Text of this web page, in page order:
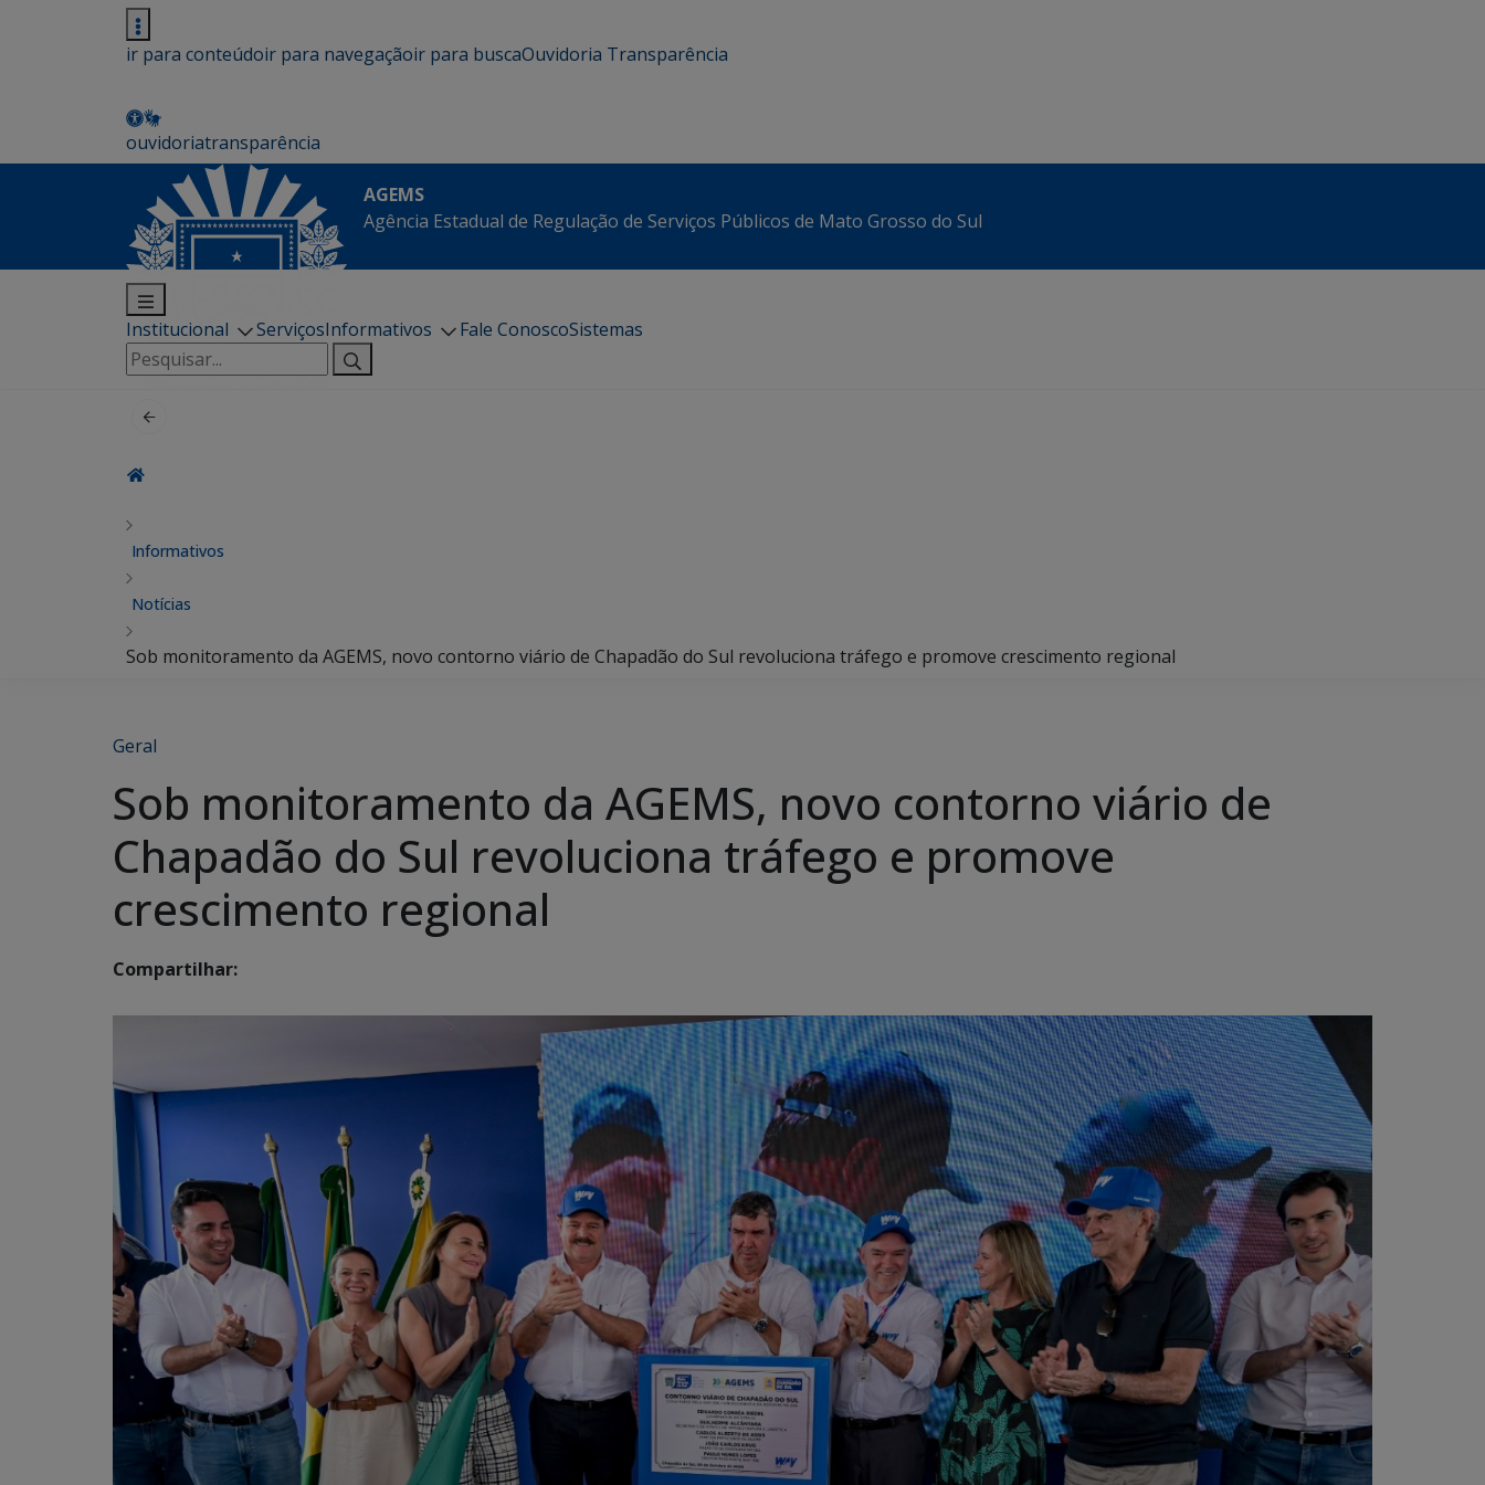
ir para conteúdoir para navegaçãoir para buscaOuvidoria Transparência
ouvidoriatransparência
AGEMS
Agência Estadual de Regulação de Serviços Públicos de Mato Grosso do Sul
Institucional ServiçosInformativos Fale ConoscoSistemas
Pesquisar
por:
Informativos
Notícias
Sob monitoramento da AGEMS, novo contorno viário de Chapadão do Sul revoluciona tráfego e promove crescimento regional
Geral
Sob monitoramento da AGEMS, novo contorno viário de
Chapadão do Sul revoluciona tráfego e promove
crescimento regional
Compartilhar: